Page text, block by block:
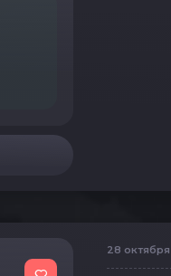
28